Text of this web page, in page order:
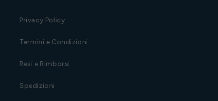
Privacy Policy
Termini e Condizioni
Resi e Rimborsi
Spedizioni